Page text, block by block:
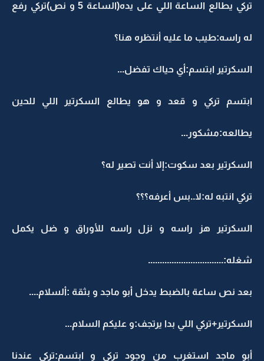
تركي يطالع الساعة اللي على يده(الساعة 5 و نص)تركي رفع
له راسه:طيب ما عليه أنتظره هنا؟
السكرتير ابتسم:أي حياك تفضل...
ابتسم تركي و قعد و هو يطالع السكرتير اللي للحين
يطالعه:مشكور...
السكرتير بعد سكوت:إلا أنت تصير له؟
تركي انتبه له:لا..بس أعرفه؟؟؟
السكرتير هز راسه و نزل راسه للأوراق و ضل يكمل
شغله:................................
بعد نص ساعة بالضبط يدخل أبو ماجد و بثقة :ألسلام....
السكرتير+تركي اللي بدا يرتجف:و عليكم السلام...
أبو ماجد استغرب من وجود تركي و ابتسم:تركي عندنا